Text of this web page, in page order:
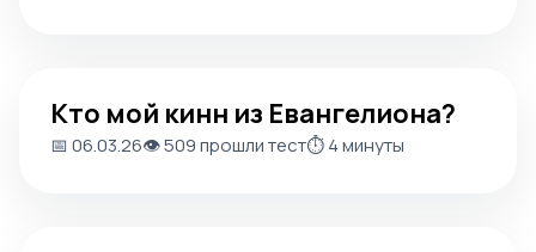
Кто мой кинн из Евангелиона?
📅 06.03.26👁️ 509 прошли тест⏱️ 4 минуты